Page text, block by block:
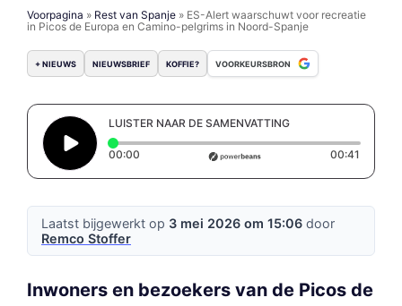
Voorpagina » Rest van Spanje » ES-Alert waarschuwt voor recreatie
in Picos de Europa en Camino-pelgrims in Noord-Spanje
+ NIEUWS NIEUWSBRIEF KOFFIE? VOORKEURSBRON
LUISTER NAAR DE SAMENVATTING
00:00 Elapsed time: 0 seconds 00:41
Laatst bijgewerkt op 3 mei 2026 om 15:06 door
Remco Stoffer
Inwoners en bezoekers van de Picos de